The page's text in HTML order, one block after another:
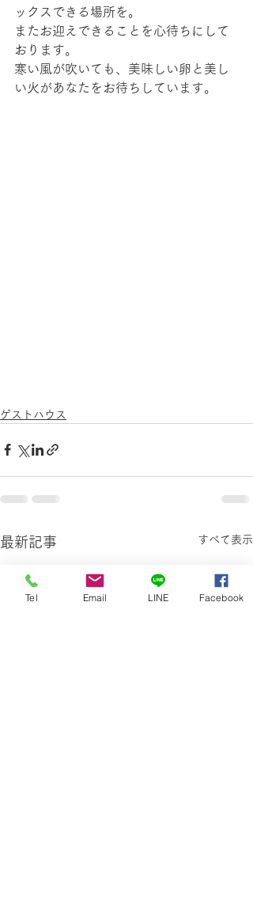
ックスできる場所を。
またお迎えできることを心待ちにして
おります。
寒い風が吹いても、美味しい卵と美し
い火があなたをお待ちしています。
ゲストハウス
最新記事 すべて表示
Tel Email LINE Facebook